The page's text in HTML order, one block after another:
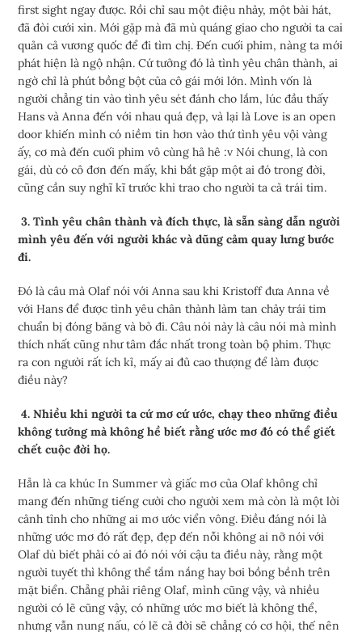
first sight ngay được. Rồi chỉ sau một điệu nhảy, một bài hát,
đã đòi cưới xin. Mới gặp mà đã mù quáng giao cho người ta cai
quản cả vương quốc để đi tìm chị. Đến cuối phim, nàng ta mới
phát hiện là ngộ nhận. Cứ tưởng đó là tình yêu chân thành, ai
ngờ chỉ là phút bồng bột của cô gái mới lớn. Mình vốn là
người chẳng tin vào tình yêu sét đánh cho lắm, lúc đầu thấy
Hans và Anna đến với nhau quá đẹp, và lại là Love is an open
door khiến mình có niềm tin hơn vào thứ tình yêu vội vàng
ấy, cơ mà đến cuối phim vô cùng hả hê :v Nói chung, là con
gái, dù có cô đơn đến mấy, khi bắt gặp một ai đó trong đời,
cũng cần suy nghĩ kĩ trước khi trao cho người ta cả trái tim.
3. Tình yêu chân thành và đích thực, là sẵn sàng dẫn người
mình yêu đến với người khác và dũng cảm quay lưng bước
đi.
Đó là câu mà Olaf nói với Anna sau khi Kristoff đưa Anna về
với Hans để được tình yêu chân thành làm tan chảy trái tim
chuẩn bị đóng băng và bỏ đi. Câu nói này là câu nói mà mình
thích nhất cũng như tâm đắc nhất trong toàn bộ phim. Thực
ra con người rất ích kỉ, mấy ai đủ cao thượng để làm được
điều này?
4. Nhiều khi người ta cứ mơ cứ ước, chạy theo những điều
không tưởng mà không hề biết rằng ước mơ đó có thể giết
chết cuộc đời họ.
Hẳn là ca khúc In Summer và giấc mơ của Olaf không chỉ
mang đến những tiếng cười cho người xem mà còn là một lời
cảnh tỉnh cho những ai mơ ước viển vông. Điều đáng nói là
những ước mơ đó rất đẹp, đẹp đến nỗi không ai nỡ nói với
Olaf dù biết phải có ai đó nói với cậu ta điều này, rằng một
người tuyết thì không thể tắm nắng hay bơi bồng bềnh trên
mặt biển. Chẳng phải riêng Olaf, mình cũng vậy, và nhiều
người có lẽ cũng vậy, có những ước mơ biết là không thể,
nhưng vẫn nung nấu, có lẽ cả đời sẽ chẳng có cơ hội, thế nên